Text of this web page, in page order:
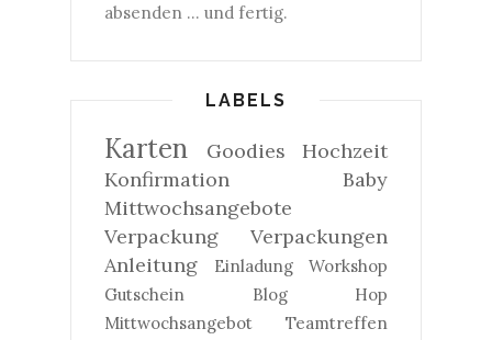
absenden ... und fertig.
LABELS
Karten Goodies
Hochzeit
Konfirmation
Baby
Mittwochsangebote
Verpackung
Verpackungen
Anleitung
Einladung
Workshop
Gutschein
Blog Hop
Mittwochsangebot
Teamtreffen